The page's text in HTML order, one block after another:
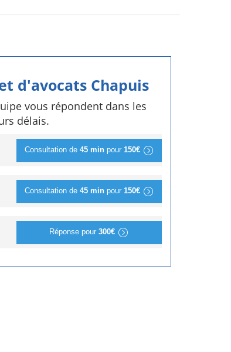
d'avocats Chapuis
vous répondent dans les
délais.
Consultation de 45 minpour 150€
Consultation de 45 minpour 150€
Réponse pour 300€